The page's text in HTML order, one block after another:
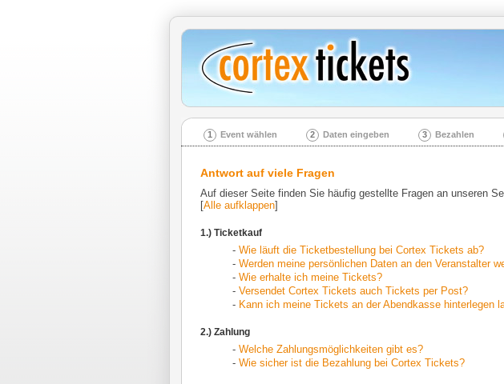
1 Event wählen 2 Daten eingeben 3 Bezahlen
Antwort auf viele Fragen
Auf dieser Seite finden Sie häufig gestellte Fragen an unseren
[Alle aufklappen]
1.) Ticketkauf
- Wie läuft die Ticketbestellung bei Cortex Tickets ab?
- Werden meine persönlichen Daten an den Veranstalter
- Wie erhalte ich meine Tickets?
- Versendet Cortex Tickets auch Tickets per Post?
- Kann ich meine Tickets an der Abendkasse hinterlegen
2.) Zahlung
- Welche Zahlungsmöglichkeiten gibt es?
- Wie sicher ist die Bezahlung bei Cortex Tickets?